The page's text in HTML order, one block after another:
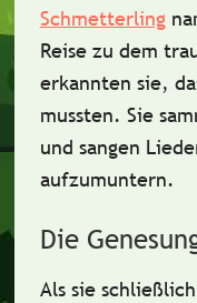
Schmetterling
Reise zu dem
erkannten sie,
mussten. Sie
und sangen
aufzumuntern.
Die
Als sie